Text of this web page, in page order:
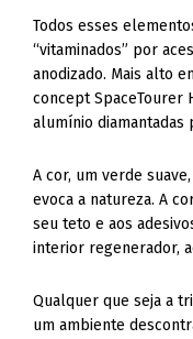
Todos esses
“vitaminados” por
anodizado. Mais alto
concept SpaceTourer
alumínio diamantadas
A cor, um verde
evoca a natureza. A
seu teto e aos
interior regenerador,
Qualquer que seja a
um ambiente